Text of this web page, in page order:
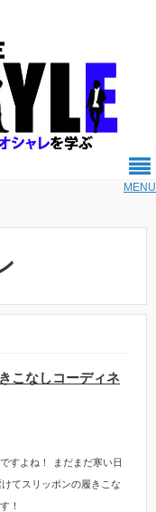
MENU
こなしコーディネ
すよね！
まだまだ寒い日
てスリッポンの履きこな
！